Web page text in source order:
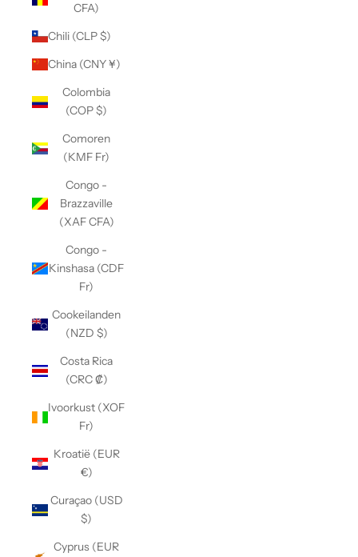
CFA)
Chili (CLP $)
China (CNY ¥)
Colombia
(COP $)
Comoren
(KMF Fr)
Congo -
Brazzaville
(XAF CFA)
Congo -
Kinshasa (CDF
Fr)
Cookeilanden
(NZD $)
Costa Rica
(CRC ₡)
Ivoorkust (XOF
Fr)
Kroatië (EUR
€)
Curaçao (USD
$)
Cyprus (EUR